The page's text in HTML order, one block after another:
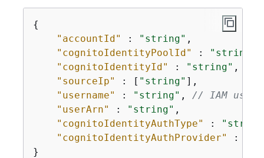
{
"accountId"
: "string" ,
"cognitoIdentityPoolId"
: "string"
"cognitoIdentityId"
: "string" ,
"sourceIp"
: [ "string" ],
"username"
: "string" , // IAM user
"userArn"
: "string" ,
"cognitoIdentityAuthType"
:
"cognitoIdentityAuthProvider"
:
}